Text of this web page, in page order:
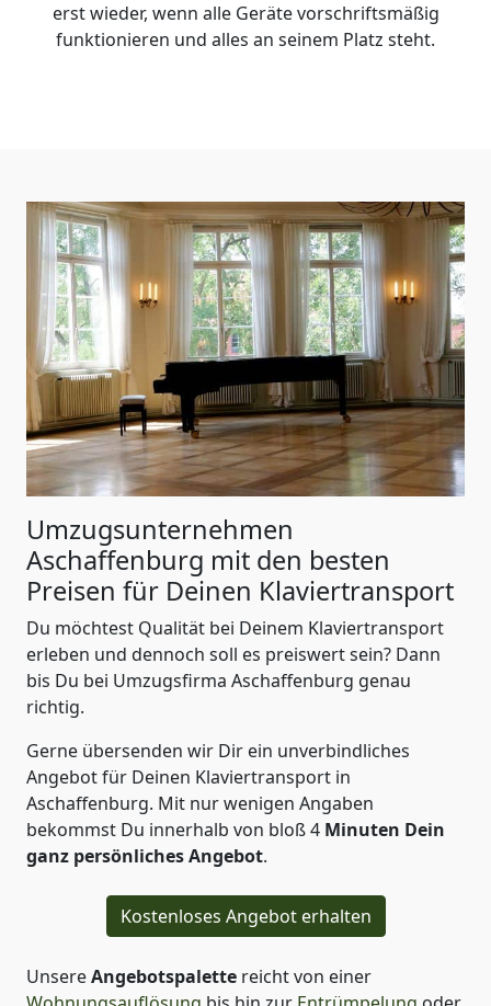
erst wieder, wenn alle Geräte vorschriftsmäßig
funktionieren und alles an seinem Platz steht.
Umzugsunternehmen
Aschaffenburg mit den besten
Preisen für Deinen Klaviertransport
Du möchtest Qualität bei Deinem Klaviertransport
erleben und dennoch soll es preiswert sein? Dann
bis Du bei Umzugsfirma Aschaffenburg genau
richtig.
Gerne übersenden wir Dir ein unverbindliches
Angebot für Deinen Klaviertransport in
Aschaffenburg. Mit nur wenigen Angaben
bekommst Du innerhalb von bloß 4 Minuten Dein
ganz persönliches Angebot.
Kostenloses Angebot erhalten
UnsereAngebotspalette reicht von einer